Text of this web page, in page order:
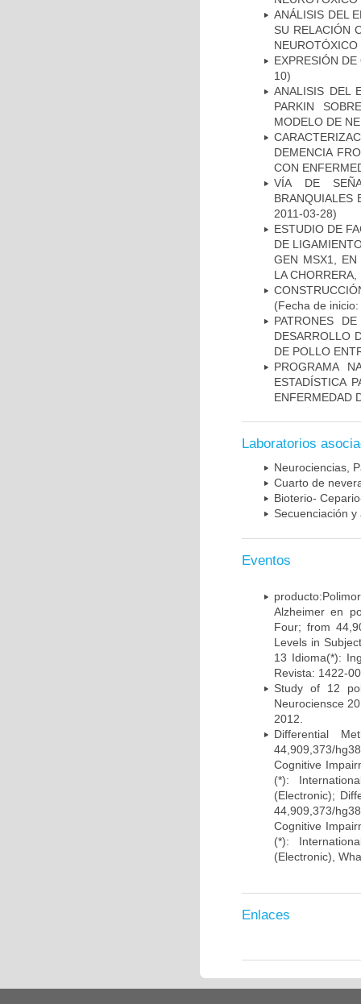
ANÁLISIS DEL
SU RELACIÓN
NEUROTÓXICO
EXPRESIÓN
10)
ANALISIS DEL
PARKIN
MODELO DE
DEMENCIA
CON
VÍA DE
BRANQUIALES
2011-03-28)
ESTUDIO DE
DE
GEN MSX1, EN
LA
(Fecha de
PATRONES
DESARROLLO
DE POLLO
PROGRAMA
ESTADÍSTICA
ENFERMEDAD
Laboratorios
Neurociencias,
Cuarto de
Bioterio-
Secuenciación
Eventos
Alzheimer en
Four; from
Levels in
13 Idioma(*):
Revista: 1422-
Study of 12
Neurociensce
2012.
Differential
44,909,373/
Cognitive
(*):
(Electronic);
44,909,373/
Cognitive
(*):
(Electronic),
Enlaces